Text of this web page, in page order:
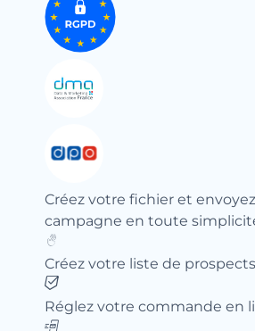
Créez votre fichier et
campagne en toute
Créez votre liste de
Réglez votre commande en